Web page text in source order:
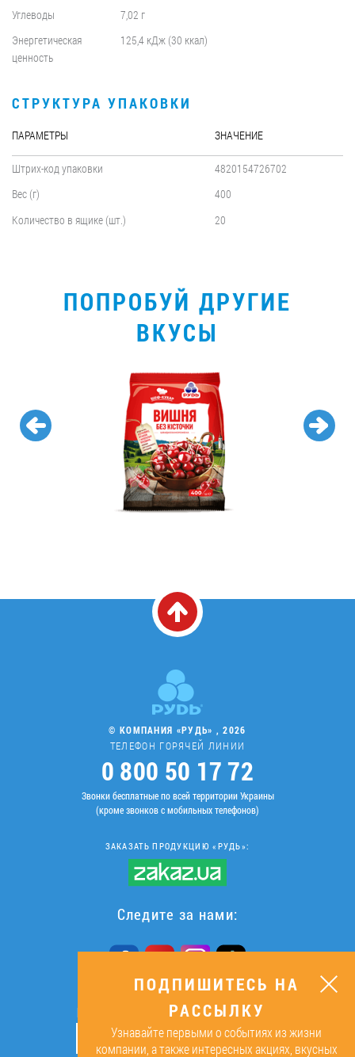
Углеводы
7,02 г
Энергетическая
ценность
125,4 кДж (30 ккал)
СТРУКТУРА УПАКОВКИ
ПАРАМЕТРЫ ЗНАЧЕНИЕ
Штрих-код упаковки
4820154726702
Вес (г)
400
Количество в ящике (шт.)
20
ПОПРОБУЙ ДРУГИЕ
ВКУСЫ
© КОМПАНИЯ «РУДЬ» , 2026
ТЕЛЕФОН ГОРЯЧЕЙ ЛИНИИ
0 800 50 17 72
Звонки бесплатные по всей территории Украины
(кроме звонков с мобильных телефонов)
ЗАКАЗАТЬ ПРОДУКЦИЮ «РУДЬ»:
Следите за нами:
ПОДПИШИТЕСЬ НА РАССЫЛКУ
ОК
ПОДПИШИТЕСЬ НА
РАССЫЛКУ
Узнавайте первыми о событиях из жизни
компании, а также интересных акциях, вкусных